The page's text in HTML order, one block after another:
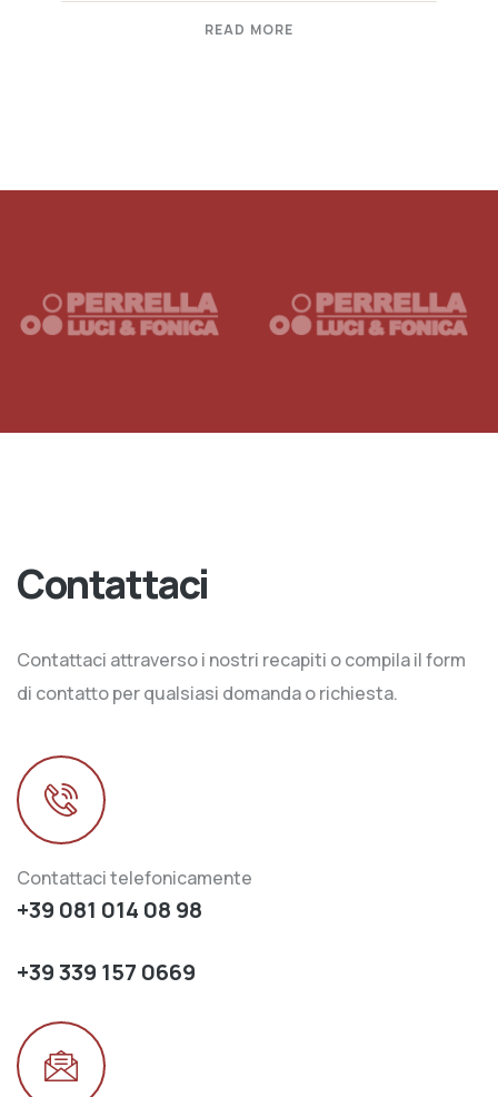
READ MORE
Contattaci
Contattaci attraverso i nostri recapiti o compila il form
di contatto per qualsiasi domanda o richiesta.
Contattaci telefonicamente
+39 081 014 08 98
+39 339 157 0669